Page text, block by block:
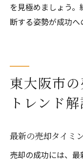
を見極めましょう
断する姿勢が成功へ
東大阪市
トレンド
最新の売却タイミ
売却の成功には、